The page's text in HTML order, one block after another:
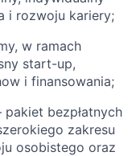
i rozwoju kariery;
w ramach
start-up,
i finansowania;
bezpłatnych
zakresu
osobistego oraz